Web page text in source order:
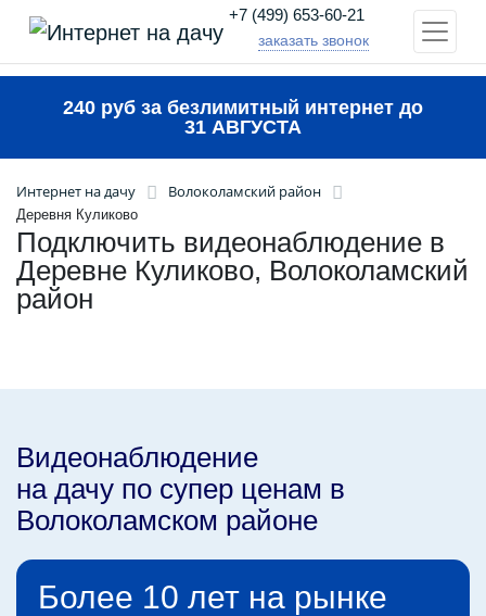
+7 (499) 653-60-21
заказать звонок
240 руб за безлимитный интернет до
31 АВГУСТА
Интернет на дачу Волоколамский район
Деревня Куликово
Подключить видеонаблюдение в
Деревне Куликово, Волоколамский
район
Видеонаблюдение
на дачу по супер ценам в
Волоколамском районе
Более 10 лет на рынке